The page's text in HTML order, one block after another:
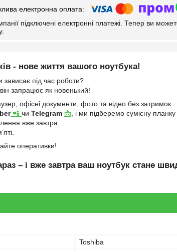
підключені електронні платежі. Тепер ви
- нове життя вашого ноутбука!
під час роботи?
він запрацює як новенький!
офісні документи, фото та відео без затримок.
📲 чи Telegram 📩 , і ми підберемо сумісну
вже завтра.
оперативки!
– і вже завтра ваш ноутбук стане
Toshiba